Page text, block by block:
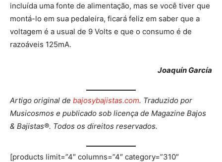
incluída uma fonte de alimentação, mas se você tiver que
montá-lo em sua pedaleira, ficará feliz em saber que a
voltagem é a usual de 9 Volts e que o consumo é de
razoáveis 125mA.
Joaquín García
Artigo original de bajosybajistas.com. Traduzido por
Musicosmos e publicado sob licença de Magazine Bajos
& Bajistas®. Todos os direitos reservados.
[products limit=”4″ columns=”4″ category=”310″